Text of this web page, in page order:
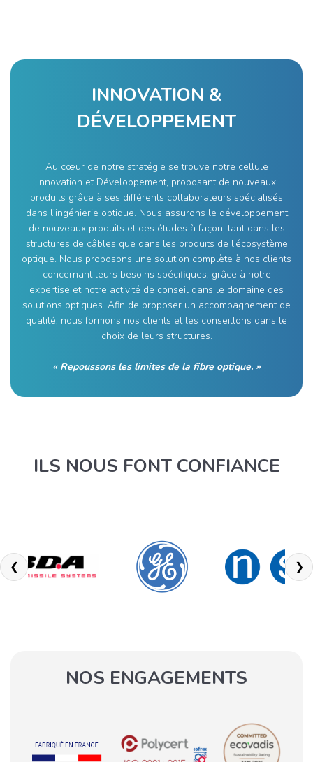
INNOVATION &
DÉVELOPPEMENT
Au cœur de notre stratégie se trouve notre cellule
Innovation et Développement, proposant de nouveaux
produits grâce à ses différents collaborateurs spécialisés
dans l’ingénierie optique. Nous assurons le développement
de nouveaux produits et des études à façon, tant dans les
structures de câbles que dans les produits de l’écosystème
optique. Nous proposons une solution complète à nos clients
concernant leurs besoins spécifiques, grâce à notre
expertise et notre activité de conseil dans le domaine des
solutions optiques. Afin de proposer un accompagnement de
qualité, nous formons nos clients et les conseillons dans le
choix de leurs structures.
« Repoussons les limites de la fibre optique. »
ILS NOUS FONT CONFIANCE
❮ ❯
NOS ENGAGEMENTS